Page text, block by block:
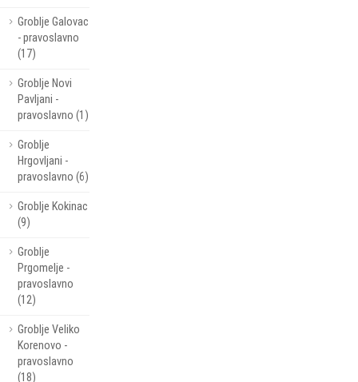
Groblje Galovac
- pravoslavno
(17)
Groblje Novi
Pavljani -
pravoslavno (1)
Groblje
Hrgovljani -
pravoslavno (6)
Groblje Kokinac
(9)
Groblje
Prgomelje -
pravoslavno
(12)
Groblje Veliko
Korenovo -
pravoslavno
(18)